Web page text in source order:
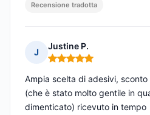
Recensione tradotta
J
Justine P.
Nota: 5 su 5
Ampia scelta di adesivi,
(che è stato molto gentile in
dimenticato) ricevuto in tempo